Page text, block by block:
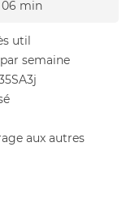
06 min
util
semaine
aux autres